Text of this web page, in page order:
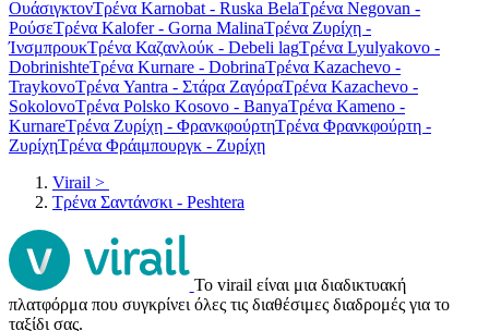
ΟυάσιγκτονΤρένα Karnobat - Ruska BelaΤρένα Negovan -
ΡούσεΤρένα Kalofer - Gorna MalinaΤρένα Ζυρίχη -
ΊνσμπρουκΤρένα Καζανλούκ - Debeli lagΤρένα Lyulyakovo -
DobrinishteΤρένα Kurnare - DobrinaΤρένα Kazachevo -
TraykovoΤρένα Yantra - Στάρα ΖαγόραΤρένα Kazachevo -
SokolovoΤρένα Polsko Kosovo - BanyaΤρένα Kameno -
KurnareΤρένα Ζυρίχη - ΦρανκφούρτηΤρένα Φρανκφούρτη -
ΖυρίχηΤρένα Φράιμπουργκ - Ζυρίχη
Virail >
Τρένα Σαντάνσκι - Peshtera
Το virail είναι μια διαδικτυακή
πλατφόρμα που συγκρίνει όλες τις διαθέσιμες διαδρομές για το
ταξίδι σας.